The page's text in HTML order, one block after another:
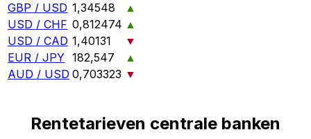
GBP / USD 1,34548
▲
USD / CHF 0,812474 ▲
USD / CAD 1,40131
▼
EUR / JPY 182,547
▲
AUD / USD 0,703323 ▼
Rentetarieven centrale banken